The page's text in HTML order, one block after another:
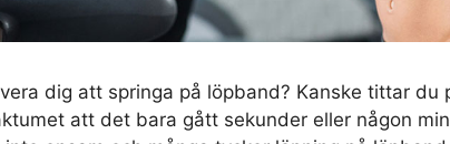
dig att springa på löpband? Kanske tittar du
att det bara gått sekunder eller någon